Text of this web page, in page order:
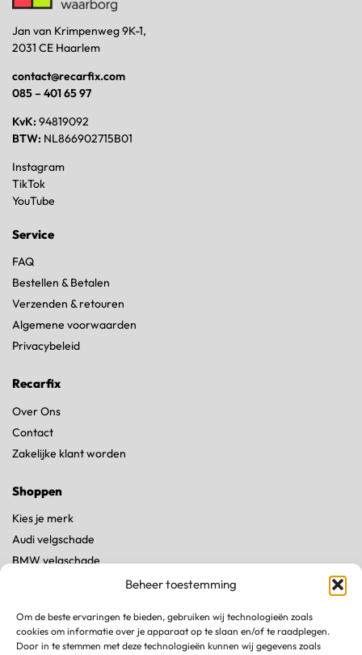
Beheer toestemming
Om de beste ervaringen te bieden, gebruiken wij technologieën zoals
cookies om informatie over je apparaat op te slaan en/of te raadplegen.
Door in te stemmen met deze technologieën kunnen wij gegevens zoals
Jan van Krimpenweg 9K-1,
2031 CE Haarlem
contact@recarfix.com
085 – 401 65 97
KvK: 94819092
BTW: NL866902715B01
Instagram
TikTok
YouTube
Service
FAQ
Bestellen & Betalen
Verzenden & retouren
Algemene voorwaarden
Privacybeleid
Recarfix
Over Ons
Contact
Zakelijke klant worden
Shoppen
Kies je merk
Audi velgschade
BMW velgschade
Land Rover velgschade
Porsche velgschade
Tesla velgschade